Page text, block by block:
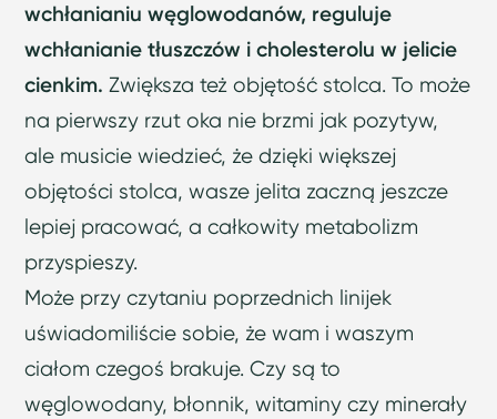
wchłanianiu węglowodanów, reguluje
wchłanianie tłuszczów i cholesterolu w jelicie
cienkim. Zwiększa też objętość stolca. To może
na pierwszy rzut oka nie brzmi jak pozytyw,
ale musicie wiedzieć, że dzięki większej
objętości stolca, wasze jelita zaczną jeszcze
lepiej pracować, a całkowity metabolizm
przyspieszy.
Może przy czytaniu poprzednich linijek
uświadomiliście sobie, że wam i waszym
ciałom czegoś brakuje. Czy są to
węglowodany, błonnik, witaminy czy minerały